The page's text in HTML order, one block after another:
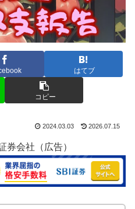
はてブ
コピー
2024.03.03 2026.07.15
券会社（広告）